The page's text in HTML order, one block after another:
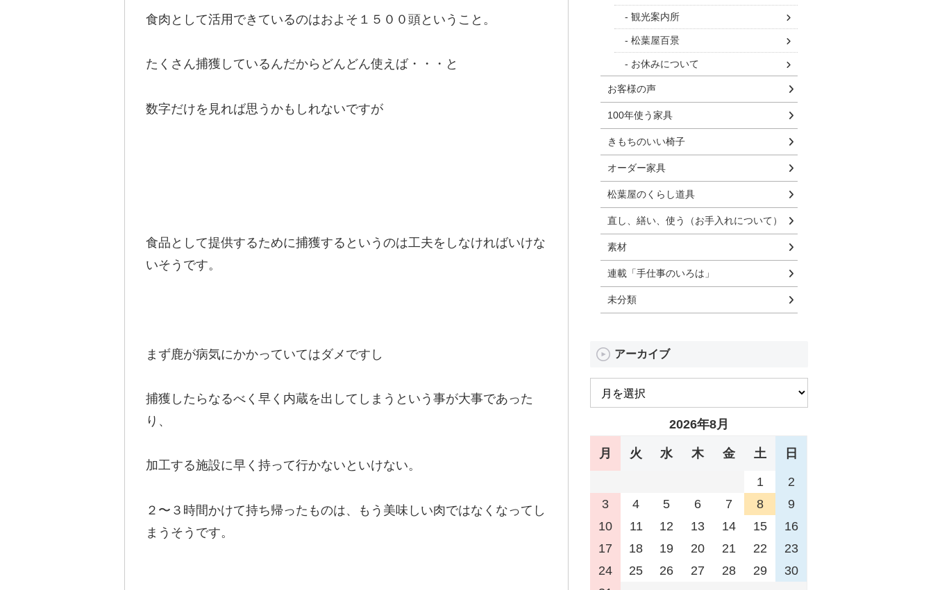
食肉として活用できているのはおよそ１５００頭ということ。
たくさん捕獲しているんだからどんどん使えば・・・と
数字だけを見れば思うかもしれないですが
食品として提供するために捕獲するというのは工夫をしなければいけな
いそうです。
まず鹿が病気にかかっていてはダメですし
捕獲したらなるべく早く内蔵を出してしまうという事が大事であった
り、
加工する施設に早く持って行かないといけない。
２〜３時間かけて持ち帰ったものは、もう美味しい肉ではなくなってし
まうそうです。
観光案内所
松葉屋百景
お休みについて
お客様の声
100年使う家具
きもちのいい椅子
オーダー家具
松葉屋のくらし道具
直し、繕い、使う（お手入れについて）
素材
連載「手仕事のいろは」
未分類
アーカイブ
2026年8月
月 火 水 木 金 土 日
1
2
3
4 5 6 7 8
9
10
11 12 13 14 15
16
17
18 19 20 21 22
23
24
25 26 27 28 29
30